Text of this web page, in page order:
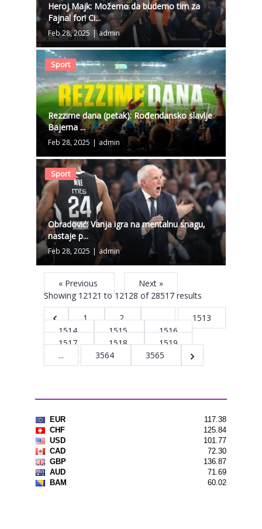
Heroj Majk: Možemo da budemo tim za
Fajnal for! Ci...
Feb 28, 2025 | admin
Sport
Rezzime dana (petak): Rođendansko slavlje
Bajerna ...
Feb 28, 2025 | admin
Sport
Obradović: Vanja igra na mentalnu snagu,
nastaje p...
Feb 28, 2025 | admin
« Previous
Next »
Showing12121to12128of28517results
1
2 ...
1513
1514
1515
1516
1517
1518
1519
...
3564 3565